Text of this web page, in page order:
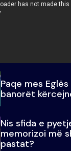
Paqe mes
banorët
Nis sfida e
memorizoi më
pastat?